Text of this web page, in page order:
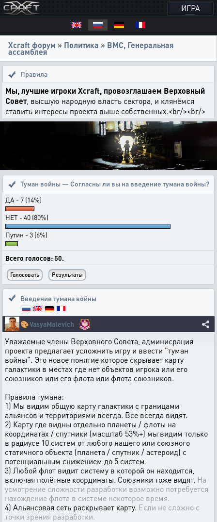
ИГРА
Xcraft форум » Политика » ВМС, Генеральная
ассамблея
Правила
Мы, лучшие игроки Xcraft, провозглашаем Верховный
Совет, высшую народную власть сектора, и клянёмся
ставить интересы проекта выше собственных.<br/><br/>
Туман войны — Согласны ли вы на введение тумана войны?
ДА - 7 (14%)
НЕТ - 40 (80%)
Путин - 3 (6%)
Всего голосов: 50.
Введение тумана войны
🎨VasyaMalevich
Уважаемые члены Верховного Совета, админисрация
проекта предлагает усложнить игру и ввести "туман
войны". Это новое понятие которое скрывает карту
галактики в местах где нет объектов игрока или его
союзников или его флота или флота союзников.
Правила тумана:
1) Мы видим общую карту галактики с границами
альянсов и территориями всегда. Все всегда видят.
2) Карту где видны отдельно планеты / флоты на
координатах / спутники (масштаб 53%+) мы видим только
в радиусе 10 систем от любого нашего или союзного
статичного объекта (планета / спутник / астероид) с
потенциальным снижением до 5 систем.
3) Любой флот видит систему в которой он находится,
включая полётные координаты. Союзники тоже видят. На
усмотрение сложности разработки возможно потребуется
нахождение флота в системе некоторое время.
4) Альянсовая сеть раскрывает карту. Если не сложно с
точки зрения разработки.